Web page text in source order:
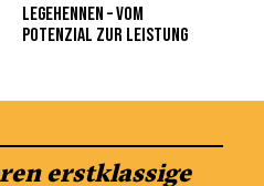
LEGEHENNEN – VOM
POTENZIAL ZUR LEISTUNG
erstklassige